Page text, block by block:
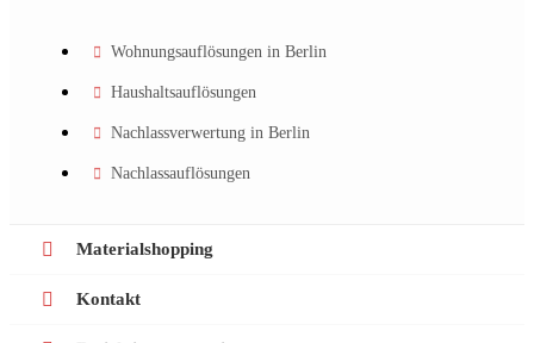
Wohnungsauflösungen in Berlin
Haushaltsauflösungen
Nachlassverwertung in Berlin
Nachlassauflösungen
Materialshopping
Kontakt